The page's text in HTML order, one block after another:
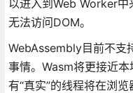
以进入到Web Worker
无法访问DOM。
WebAssembly目前不支
事情。Wasm将更接近
有“真实”的线程将在浏